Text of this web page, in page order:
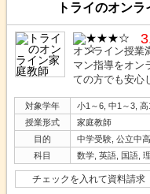
トライのオン
オンライン授業
マン指導をオン
ての方でも安心
対象学年
小1～6, 中1～3, 高
授業形式
家庭教師
目的
中学受験, 公立中
科目
数学, 英語, 国語,
チェックを入れて資料請求